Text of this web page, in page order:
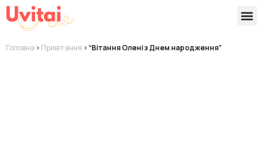
Головна > Привітання > “Вітання Олені з Днем народження”